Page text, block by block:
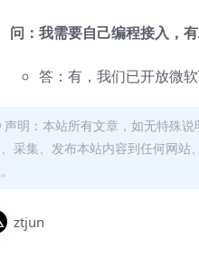
问：我需要自己编程接入，
答：有，我们已开放微
声明：本站所有文章，如无特殊
采集、发布本站内容到任何网站
ztjun